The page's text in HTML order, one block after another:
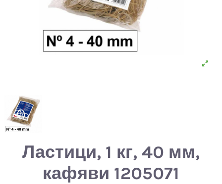
Ластици, 1 кг, 40 мм,
кафяви 1205071